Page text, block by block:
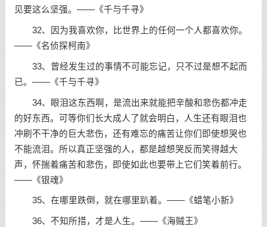
见要这么坚强。——《千与千寻》
32、因为我喜欢你，比世界上的任何一个人都喜欢你。
——《名侦探柯南》
33、曾经发生过的事情不可能忘记，只不过是想不起而
已。——《千与千寻》
34、眼泪这东西啊，是流出来就能把辛酸和悲伤都冲走
的好东西。可等你们长大成人了就会明白，人生还有眼泪也
冲刷不干净的巨大悲伤，还有难忘的痛苦让你们即使想哭也
不能流泪。所以真正坚强的人，都是越想哭反而笑得越大
声，怀揣着痛苦和悲伤，即使如此也要带上它们笑着前行。
——《银魂》
35、在哪里跌倒，就在哪里趴着。——《蜡笔小新》
36、不知所措，才是人生。——《海贼王》